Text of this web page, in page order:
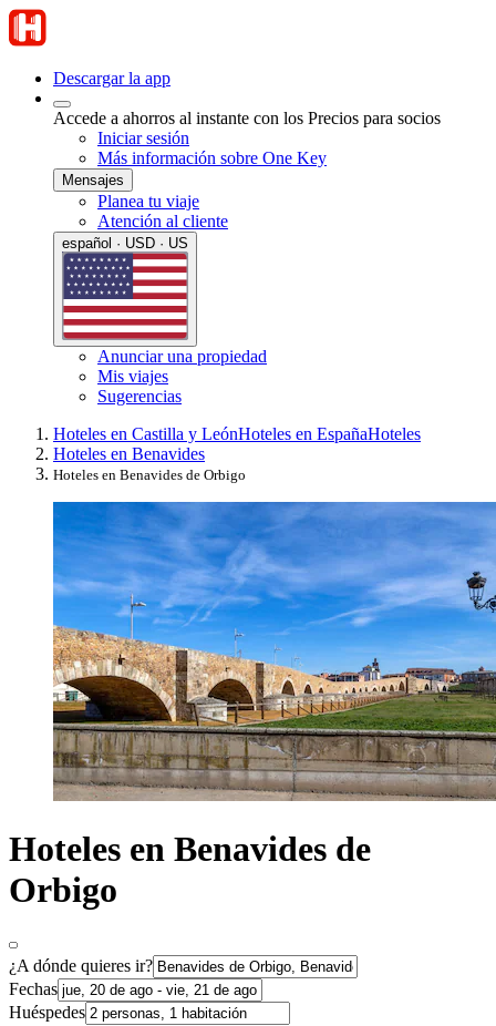
Descargar la app
Accede a ahorros al instante con los Precios para socios
Iniciar sesión
Más información sobre One Key
Mensajes
Planea tu viaje
Atención al cliente
español · USD · US
Anunciar una propiedad
Mis viajes
Sugerencias
Hoteles en Castilla y LeónHoteles en EspañaHoteles
Hoteles en Benavides
Hoteles en Benavides de Orbigo
Hoteles en Benavides de
Orbigo
¿A dónde quieres ir?
Fechas
Huéspedes